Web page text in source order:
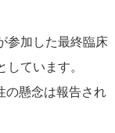
参加した最終臨床
ています。
の懸念は報告され